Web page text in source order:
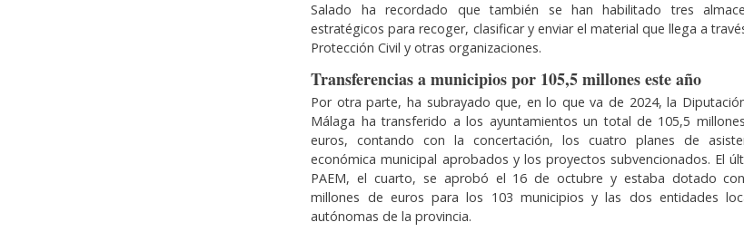
Salado ha recordado que también se han habilitado tres
estratégicos para recoger, clasificar y enviar el material que llega a
Protección Civil y otras organizaciones.
Transferencias a municipios por 105,5 millones este año
Por otra parte, ha subrayado que, en lo que va de 2024, la
Málaga ha transferido a los ayuntamientos un total de 105,5
euros, contando con la concertación, los cuatro planes de
económica municipal aprobados y los proyectos subvencionados. El
PAEM, el cuarto, se aprobó el 16 de octubre y estaba dotado
millones de euros para los 103 municipios y las dos entidades
autónomas de la provincia.